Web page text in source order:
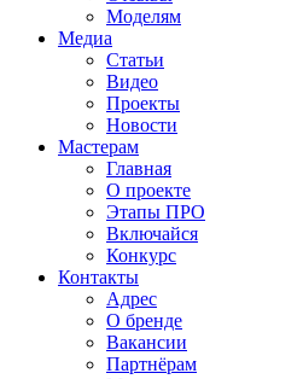
Моделям
Медиа
Статьи
Видео
Проекты
Новости
Мастерам
Главная
О проекте
Этапы ПРО
Включайся
Конкурс
Контакты
Адрес
О бренде
Вакансии
Партнёрам